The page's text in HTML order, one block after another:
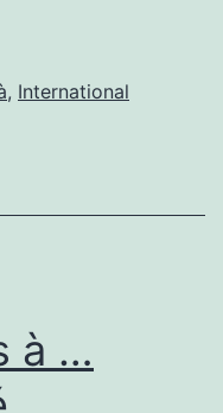
, International
à …